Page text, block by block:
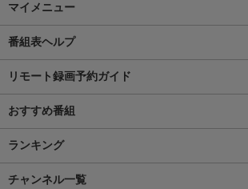
マイメニュー
番組表ヘルプ
リモート録画予約ガイド
おすすめ番組
ランキング
チャンネル一覧